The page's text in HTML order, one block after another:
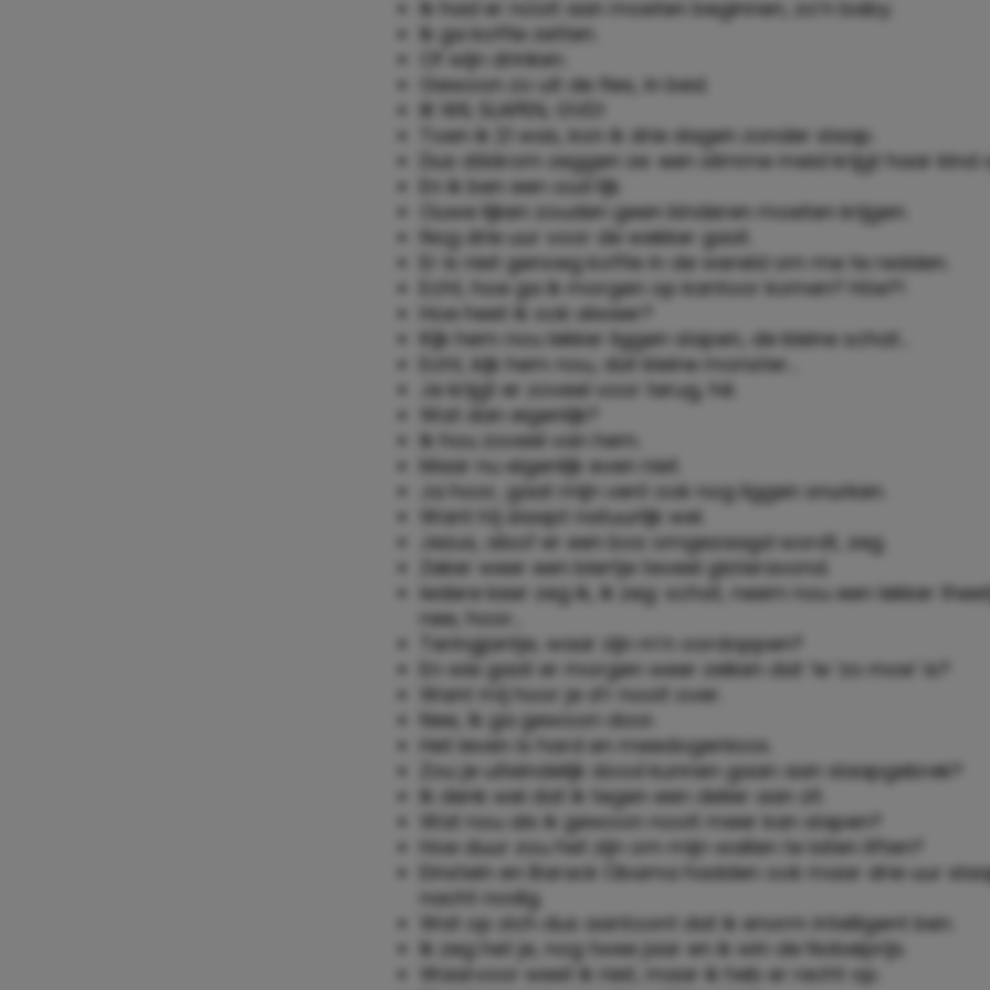
Ik had er nooit aan moeten beginnen, zo’n baby.
Ik ga koffie zetten.
Of wijn drinken.
Gewoon zo uit de fles, in bed.
IK WIL SLAPEN, GVD!
Toen ik 21 was, kon ik drie dagen zonder slaap.
Dus dáárom zeggen ze: een slimme meid krijgt haar kind
En ik ben een oud lijk.
Ouwe lijken zouden geen kinderen moeten krijgen.
Nog drie uur voor de wekker gaat.
Er is niet genoeg koffie in de wereld om me te redden.
Echt, hoe ga ik morgen op kantoor komen? Hóe?!
Hoe heet ik ook alweer?
Kijk hem nou lekker liggen slapen, de kleine schat…
Echt, kijk hem nou, dat kleine monster…
Je krijgt er zoveel voor terug, hè.
Wat dan eigenlijk?
Ik hou zoveel van hem.
Maar nu eigenlijk even niet.
Ja hoor, gaat mijn vent ook nog liggen snurken.
Want híj slaapt natuurlijk wel.
Jezus, alsof er een bos omgezaagd wordt, zeg.
Zeker weer een biertje teveel gisteravond.
Iedere keer zeg ik, ik zeg: schat, neem nou een lekker
nee, hoor…
Teringjantje, waar zijn m’n oordoppen?
En wie gaat er morgen weer zeiken dat ‘ie ‘zo moe’ is?
Want míj hoor je d’r nooit over.
Nee, ík ga gewoon door.
Het leven is hard en meedogenloos.
Zou je uiteindelijk dood kunnen gaan aan slaapgebrek?
Ik denk wel dat ik tegen een delier aan zit.
Wat nou als ik gewoon nooit meer kan slapen?
Hoe duur zou het zijn om mijn wallen te laten liften?
Einstein en Barack Obama hadden ook maar drie uur
nacht nodig.
Wat op zich dus aantoont dat ik enorm intelligent ben.
Ik zeg het je, nog twee jaar en ik win de Nobelprijs.
Waarvoor weet ik niet, maar ik heb er recht op.